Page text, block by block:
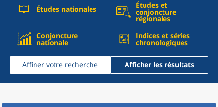
Études nationales Études et
conjoncture
régionales
Conjoncture
nationale
Indices et séries
chronologiques
Affiner votre recherche Afficher les résultats